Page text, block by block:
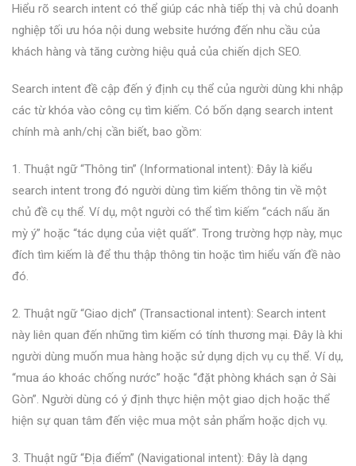
Hiểu rõ search intent có thể giúp các nhà tiếp thị và chủ doanh
nghiệp tối ưu hóa nội dung website hướng đến nhu cầu của
khách hàng và tăng cường hiệu quả của chiến dịch SEO.
Search intent đề cập đến ý định cụ thể của người dùng khi nhập
các từ khóa vào công cụ tìm kiếm. Có bốn dạng search intent
chính mà anh/chị cần biết, bao gồm:
1. Thuật ngữ “Thông tin” (Informational intent): Đây là kiểu
search intent trong đó người dùng tìm kiếm thông tin về một
chủ đề cụ thể. Ví dụ, một người có thể tìm kiếm “cách nấu ăn
mỳ ý” hoặc “tác dụng của việt quất”. Trong trường hợp này, mục
đích tìm kiếm là để thu thập thông tin hoặc tìm hiểu vấn đề nào
đó.
2. Thuật ngữ “Giao dịch” (Transactional intent): Search intent
này liên quan đến những tìm kiếm có tính thương mại. Đây là khi
người dùng muốn mua hàng hoặc sử dụng dịch vụ cụ thể. Ví dụ,
“mua áo khoác chống nước” hoặc “đặt phòng khách sạn ở Sài
Gòn”. Người dùng có ý định thực hiện một giao dịch hoặc thể
hiện sự quan tâm đến việc mua một sản phẩm hoặc dịch vụ.
3. Thuật ngữ “Địa điểm” (Navigational intent): Đây là dạng